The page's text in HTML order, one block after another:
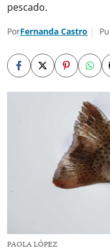
pescado.
PorFernanda Castro
PAOLA LÓPEZ